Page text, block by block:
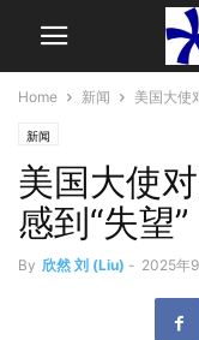
Home 新闻 美国大使
新闻
美国大使
感到“失望”
By 欣然 刘 (Liu) - 2025年